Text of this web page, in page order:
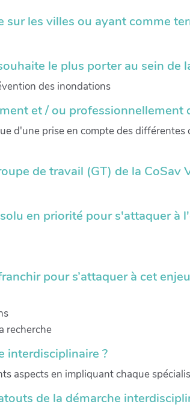
sur les villes ou ayant comme
le plus porter au sein de
des inondations
et / ou professionnellement
d'une prise en compte des différentes
de travail (GT) de la CoSav
en priorité pour s'attaquer à
pour s’attaquer à cet
recherche
interdisciplinaire ?
aspects en impliquant chaque
de la démarche